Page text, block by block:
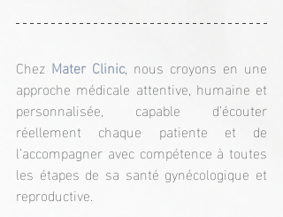
Chez Mater Clinic, nous croyons en une
approche médicale attentive, humaine et
personnalisée, capable d’écouter
réellement chaque patiente et de
l’accompagner avec compétence à toutes
les étapes de sa santé gynécologique et
reproductive.